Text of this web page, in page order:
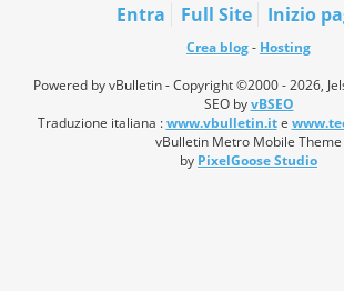
Entra Full Site Inizio
Crea blog- Hosting
Powered by vBulletin - Copyright ©2000 - 2026,
SEO byvBSEO
Traduzione italiana :www.vbulletin.ite
vBulletin Metro Mobile Theme
by PixelGoose Studio